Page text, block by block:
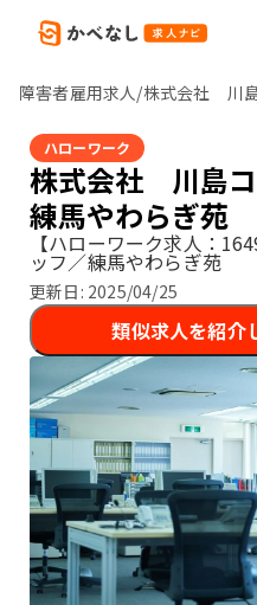
ハローワーク
株式会社 川島
練馬やわらぎ苑
【ハローワーク求人：
ッフ／練馬やわらぎ苑
更新日: 2025/04/25
類似求人を紹介